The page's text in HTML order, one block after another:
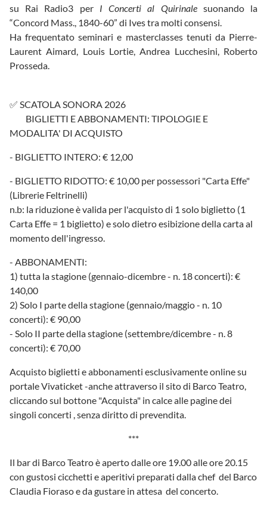
su Rai Radio3 per I Concerti al Quirinalesuonando la
“Concord Mass., 1840-60” di Ives tra molti consensi.
Ha frequentato seminari e masterclasses tenuti da Pierre-
Laurent Aimard, Louis Lortie, Andrea Lucchesini, Roberto
Prosseda.
✅ SCATOLA SONORA 2026
BIGLIETTI E ABBONAMENTI: TIPOLOGIE E
MODALITA' DI ACQUISTO
- BIGLIETTO INTERO: € 12,00
- BIGLIETTO RIDOTTO: € 10,00 per possessori "Carta Effe"
(Librerie Feltrinelli)
n.b: la riduzione è valida per l'acquisto di 1 solo biglietto (1
Carta Effe = 1 biglietto) e solo dietro esibizione della carta al
momento dell'ingresso.
- ABBONAMENTI:
1) tutta la stagione (gennaio-dicembre - n. 18 concerti): €
140,00
2) Solo I parte della stagione (gennaio/maggio - n. 10
concerti): € 90,00
- Solo II parte della stagione (settembre/dicembre - n. 8
concerti): € 70,00
Acquisto biglietti e abbonamenti esclusivamente online su
portale Vivaticket -anche attraverso il sito di Barco Teatro,
cliccando sul bottone "Acquista" in calce alle pagine dei
singoli concerti , senza diritto di prevendita.
***
Il bar di Barco Teatro è aperto dalle ore 19.00 alle ore 20.15
con gustosi cicchetti e aperitivi preparati dalla chef del Barco
Claudia Fioraso e da gustare in attesa del concerto.